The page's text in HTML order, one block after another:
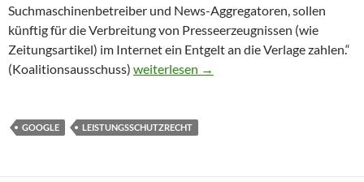
Suchmaschinenbetreiber und News-Aggregatoren, sollen
künftig für die Verbreitung von Presseerzeugnissen (wie
Zeitungsartikel) im Internet ein Entgelt an die Verlage zahlen.“
(Koalitionsausschuss) Leistungsschutzrecht : Gerettet! Oder
weiterlesen →
GOOGLE LEISTUNGSSCHUTZRECHT